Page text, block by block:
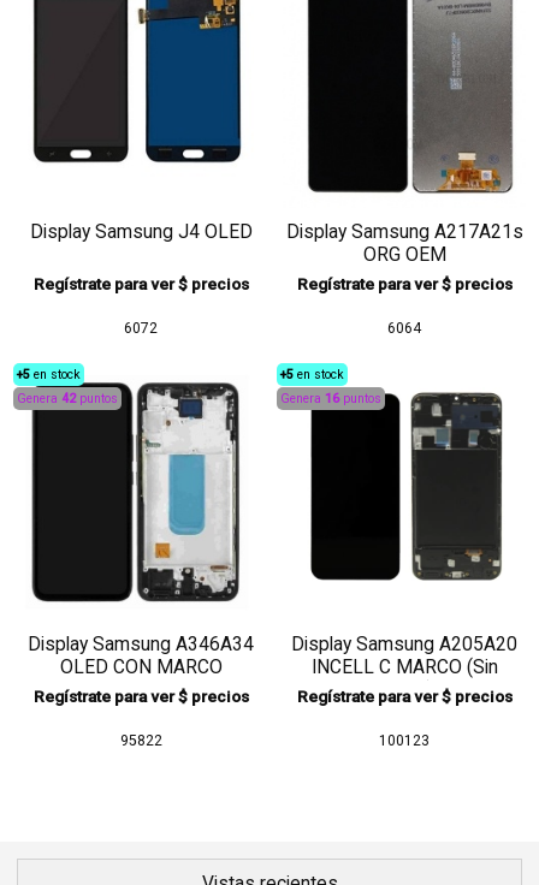
Display Samsung J4 OLED
Regístrate para ver $ precios
6072
Display Samsung A217A21s
ORG OEM
Regístrate para ver $ precios
6064
+5 en stock
Genera 42puntos
Display Samsung A346A34
OLED CON MARCO
Regístrate para ver $ precios
95822
+5 en stock
Genera 16puntos
Display Samsung A205A20
INCELL C MARCO (Sin
Huella)
Regístrate para ver $ precios
100123